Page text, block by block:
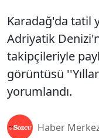
Karadağ'da tatil
Adriyatik
takipçileriyle
görüntüsü
yorumlandı.
Haber